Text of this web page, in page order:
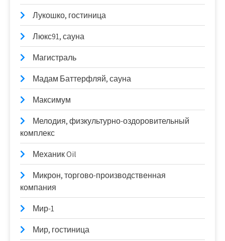
Лукошко, гостиница
Люкс91, сауна
Магистраль
Мадам Баттерфляй, сауна
Максимум
Мелодия, физкультурно-оздоровительный
комплекс
Механик Oil
Микрон, торгово-производственная
компания
Мир-1
Мир, гостиница